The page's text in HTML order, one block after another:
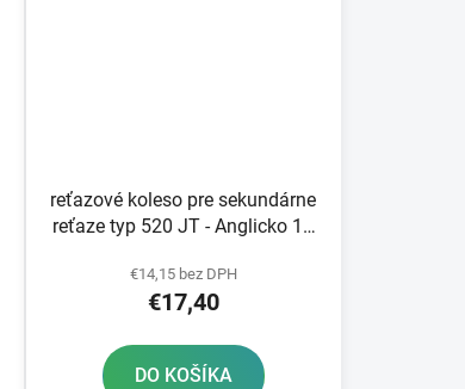
reťazové koleso pre sekundárne
reťaze typ 520 JT - Anglicko 14
€14,15 bez DPH
€17,40
DO KOŠÍKA